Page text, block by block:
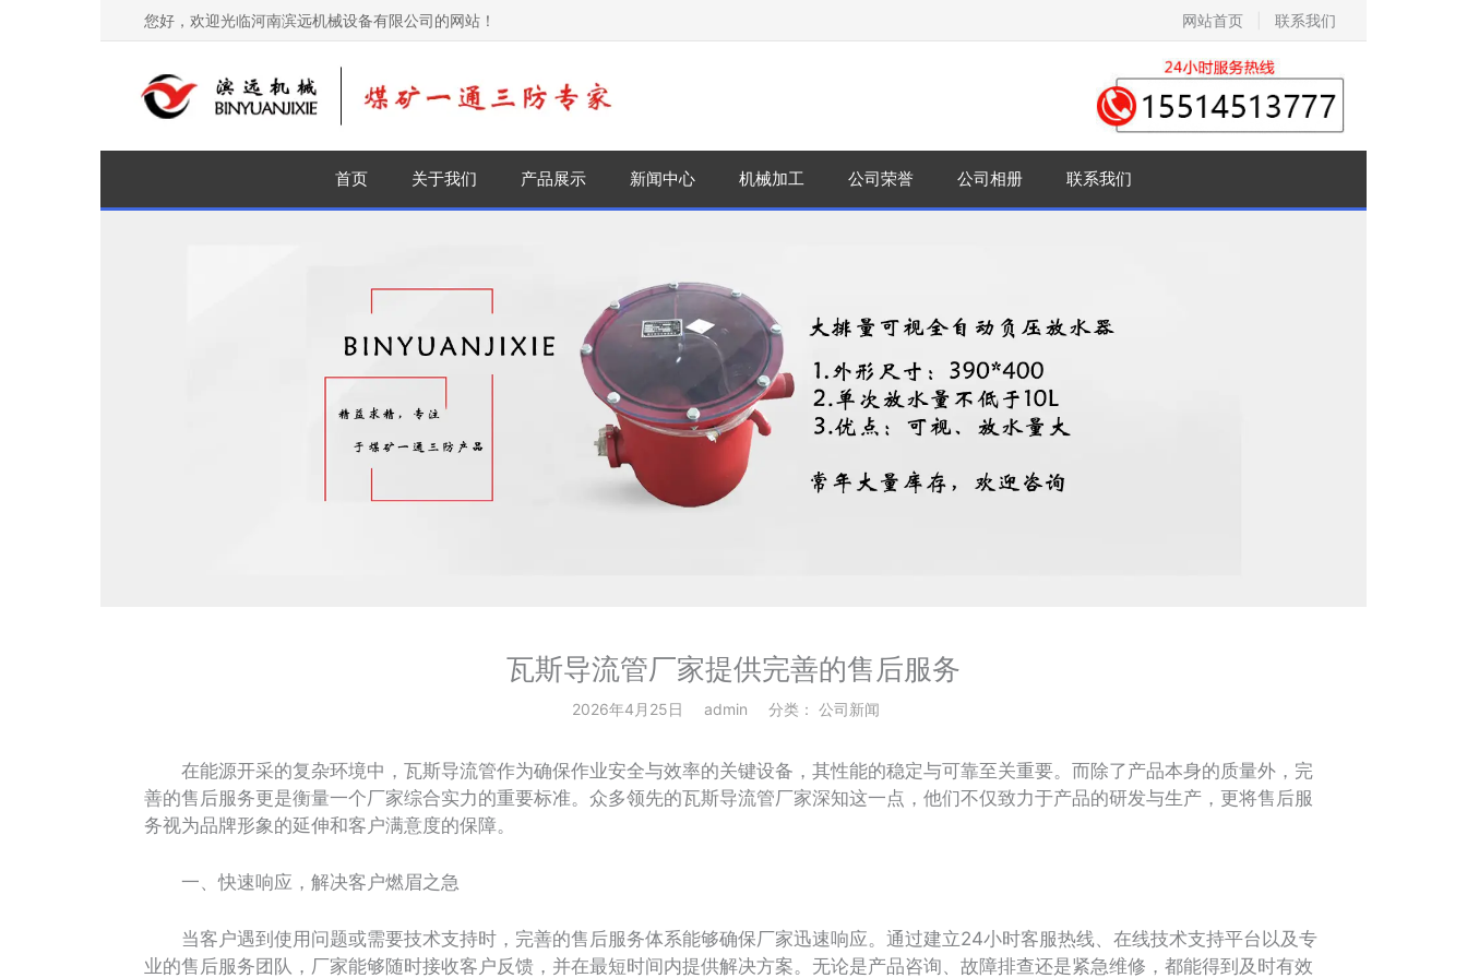
您好，欢迎光临河南滨远机械设备有限公司的网站！ 网站首页 联系我们
首页 关于我们 产品展示 新闻中心 机械加工 公司荣誉 公司相册 联系我们
瓦斯导流管厂家提供完善的售后服务
2026年4月25日 admin 分类： 公司新闻
在能源开采的复杂环境中，瓦斯导流管作为确保作业安全与效率的关键设备，其性能的稳定与可靠至关重要。而除了产品本身的质量外，完
善的售后服务更是衡量一个厂家综合实力的重要标准。众多领先的瓦斯导流管厂家深知这一点，他们不仅致力于产品的研发与生产，更将售后服
务视为品牌形象的延伸和客户满意度的保障。
一、快速响应，解决客户燃眉之急
当客户遇到使用问题或需要技术支持时，完善的售后服务体系能够确保厂家迅速响应。通过建立24小时客服热线、在线技术支持平台以及专
业的售后服务团队，厂家能够随时接收客户反馈，并在最短时间内提供解决方案。无论是产品咨询、故障排查还是紧急维修，都能得到及时有效